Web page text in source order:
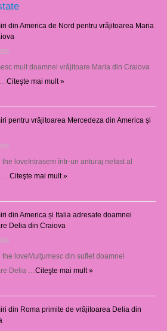
din America de Nord pentru vrăjitoarea Maria
mult doamnei vrăjitoare Maria din Craiova
…Citeşte mai mult »
pentru vrăjitoarea Mercedeza din America și
the loveIntrasem într-un anturaj nefast al
…Citeşte mai mult »
din America și Italia adresate doamnei
Delia din Craiova
the loveMulţumesc din suflet doamnei
Delia …Citeşte mai mult »
din Roma primite de vrăjitoarea Delia din